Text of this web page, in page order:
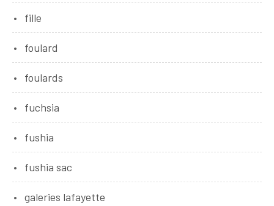
fille
foulard
foulards
fuchsia
fushia
fushia sac
galeries lafayette